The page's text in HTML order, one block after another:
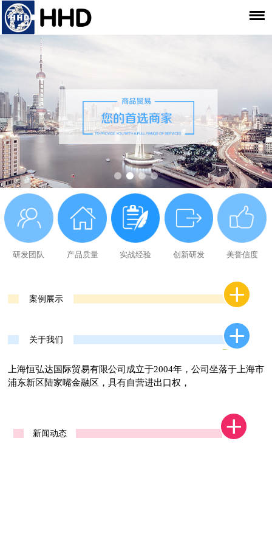
研发团队 产品质量 实战经验 创新研发 美誉信度
案例展示
关于我们
上海恒弘达国际贸易有限公司成立于2004年，公司坐落于上海市
浦东新区陆家嘴金融区，具有自营进出口权，
新闻动态